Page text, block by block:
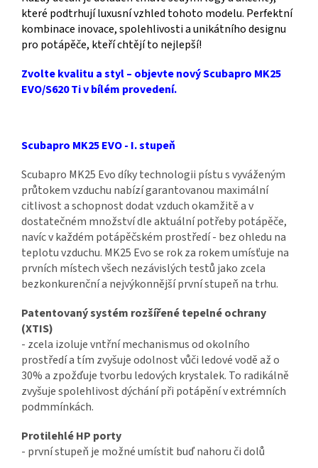
které podtrhují luxusní vzhled tohoto modelu. Perfektní
kombinace inovace, spolehlivosti a unikátního designu
pro potápěče, kteří chtějí to nejlepší!
Zvolte kvalitu a styl – objevte nový Scubapro MK25
EVO/S620 Ti v bílém provedení.
Scubapro MK25 EVO - I. stupeň
Scubapro MK25 Evo díky technologii pístu s vyváženým
průtokem vzduchu nabízí garantovanou maximální
citlivost a schopnost dodat vzduch okamžitě a v
dostatečném množství dle aktuální potřeby potápěče,
navíc v každém potápěčském prostředí - bez ohledu na
teplotu vzduchu. MK25 Evo se rok za rokem umísťuje na
prvních místech všech nezávislých testů jako zcela
bezkonkurenční a nejvýkonnější první stupeň na trhu.
Patentovaný systém rozšířené tepelné ochrany
(XTIS)
- zcela izoluje vntřní mechanismus od okolního
prostředí a tím zvyšuje odolnost vůči ledové vodě až o
30% a zpožďuje tvorbu ledových krystalek. To radikálně
zvyšuje spolehlivost dýchání při potápění v extrémních
podmmínkách.
Protilehlé HP porty
- první stupeň je možné umístit buď nahoru či dolů